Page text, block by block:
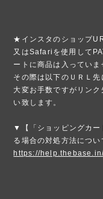
★インスタのショップ
又はSafariを使用して
ートに商品は入っていま
その際は以下のＵＲＬ先
大変お手数ですがリン
い致します。
▼【「ショッピングカー
る場合の対処方法につい
https://